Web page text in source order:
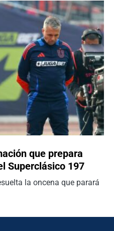
que prepara
Superclásico 197
la oncena que parará